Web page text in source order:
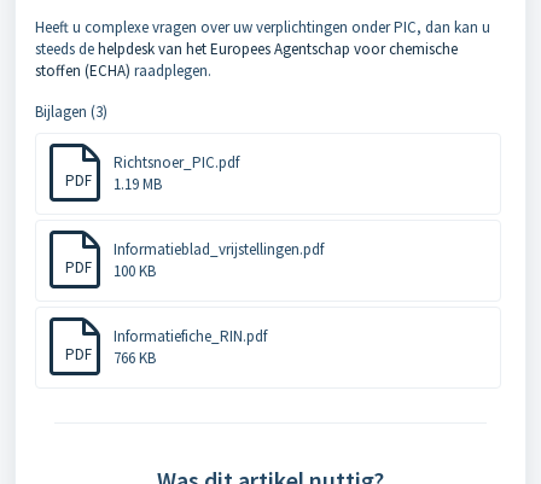
Heeft u complexe vragen over uw verplichtingen onder PIC, dan kan u
steeds dehelpdesk van het Europees Agentschap voor chemische
stoffen (ECHA) raadplegen.
Bijlagen (3)
PDF
Richtsnoer_PIC.pdf
1.19 MB
PDF
Informatieblad_vrijstellingen.pdf
100 KB
PDF
Informatiefiche_RIN.pdf
766 KB